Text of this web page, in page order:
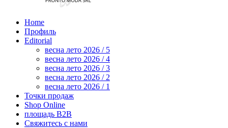
Home
Профиль
Editorial
весна лето 2026 / 5
весна лето 2026 / 4
весна лето 2026 / 3
весна лето 2026 / 2
весна лето 2026 / 1
Точки продаж
Shop Online
площадь B2B
Свяжитесь с нами